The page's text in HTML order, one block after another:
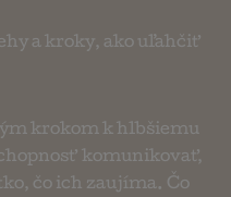
a kroky, ako uľahčiť
krokom k hlbšiemu
komunikovať,
čo ich zaujíma. Čo